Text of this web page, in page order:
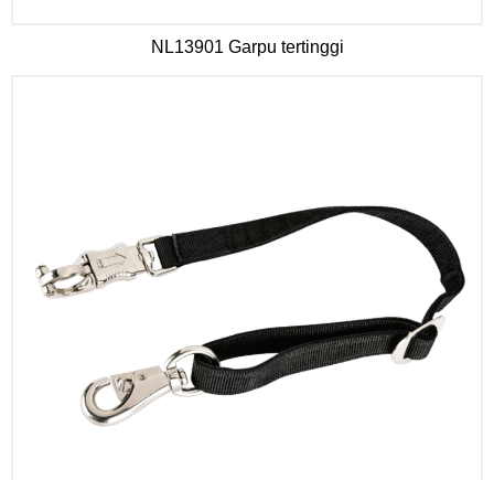
NL13901 Garpu tertinggi